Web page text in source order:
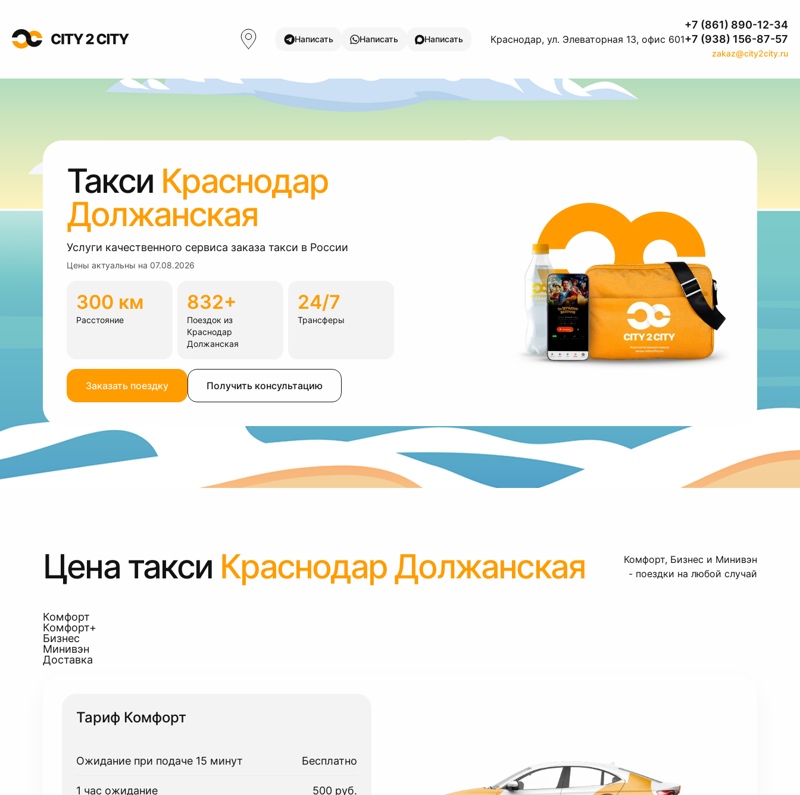
Написать Написать Написать Краснодар, ул. Элеваторная 13, офис 601
+7 (861) 890-12-34
+7 (938) 156-87-57
zakaz@city2city.ru
Такси Краснодар
Должанская
Услуги качественного сервиса заказа такси в России
Цены актуальны на 07.08.2026
300 км
Расстояние
832+
Поездок из
Краснодар
Должанская
24/7
Трансферы
Заказать поездку Получить консультацию
Цена такси Краснодар Должанская
Комфорт, Бизнес и Минивэн
- поездки на любой случай
Комфорт
Комфорт+
Бизнес
Минивэн
Доставка
Тариф Комфорт
Ожидание при подаче 15 минут Бесплатно
1 час ожидание 500 руб.